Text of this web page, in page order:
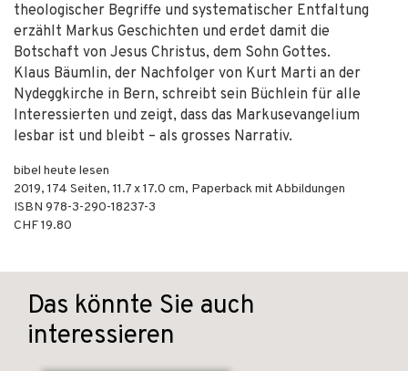
theologischer Begriffe und systematischer Entfaltung
erzählt Markus Geschichten und erdet damit die
Botschaft von Jesus Christus, dem Sohn Gottes.
Klaus Bäumlin, der Nachfolger von Kurt Marti an der
Nydeggkirche in Bern, schreibt sein Büchlein für alle
Interessierten und zeigt, dass das Markusevangelium
lesbar ist und bleibt – als grosses Narrativ.
bibel heute lesen
2019, 174 Seiten, 11.7 x 17.0 cm, Paperback mit Abbildungen
ISBN 978-3-290-18237-3
CHF 19.80
Das könnte Sie auch
interessieren